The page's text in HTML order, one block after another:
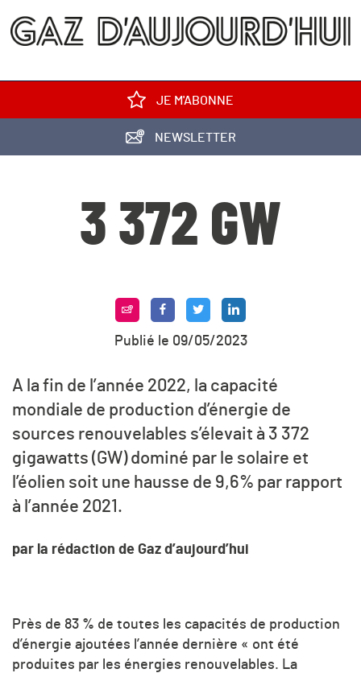
JE M'ABONNE
NEWSLETTER
3 372 GW
Publié le 09/05/2023
A la fin de l’année 2022, la capacité
mondiale de production d’énergie de
sources renouvelables s’élevait à 3 372
gigawatts (GW) dominé par le solaire et
l’éolien soit une hausse de 9,6% par rapport
à l’année 2021.
par la rédaction de Gaz d’aujourd’hui
Près de 83 % de toutes les capacités de production
d’énergie ajoutées l’année dernière « ont été
produites par les énergies renouvelables. La